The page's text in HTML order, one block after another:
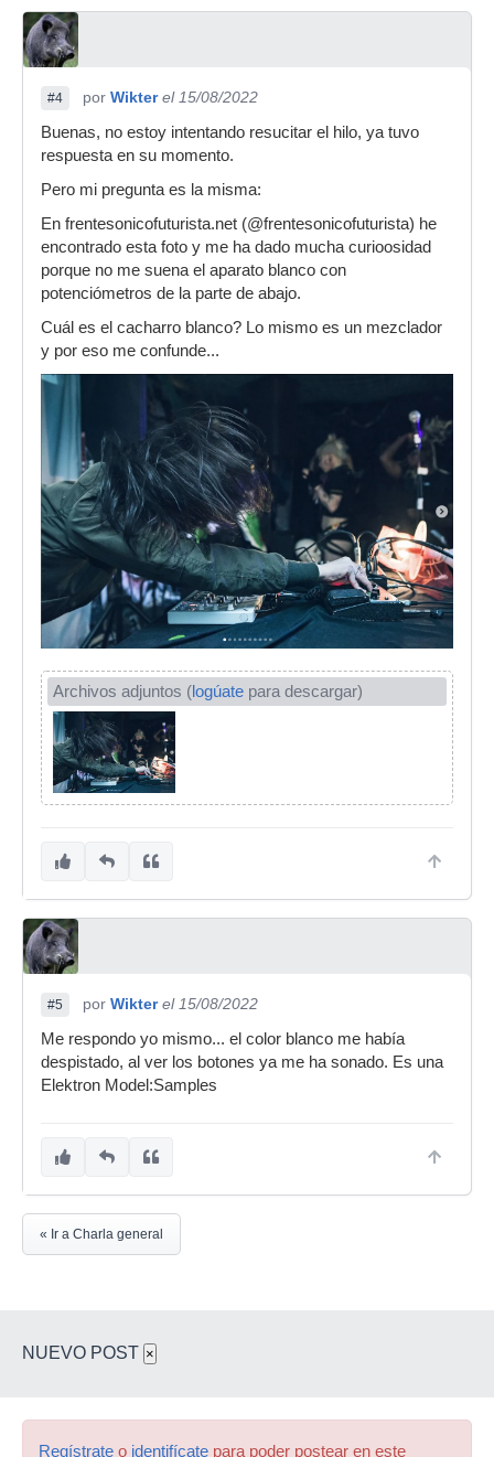
#4 por Wikter el 15/08/2022
Buenas, no estoy intentando resucitar el hilo, ya tuvo
respuesta en su momento.
Pero mi pregunta es la misma:
En frentesonicofuturista.net (@frentesonicofuturista) he
encontrado esta foto y me ha dado mucha curioosidad
porque no me suena el aparato blanco con
potenciómetros de la parte de abajo.
Cuál es el cacharro blanco? Lo mismo es un mezclador
y por eso me confunde...
Archivos adjuntos (logúate para descargar)
#5 por Wikter el 15/08/2022
Me respondo yo mismo... el color blanco me había
despistado, al ver los botones ya me ha sonado. Es una
Elektron Model:Samples
« Ir a Charla general
NUEVO POST ×
Regístrate o identifícate para poder postear en este